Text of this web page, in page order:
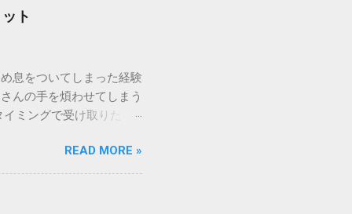
は、パソコンが文字を
）によって「第1水
文字には、いわば「住
接指定すれば、確実に呼
も汎用性が高く、特別な
する。 入力モードを「半
ら[X]キー**を押す。 入
ト
息をついてしまった経験
んの手を煩わせてしまう
ミングで受け取りた
ストレスは驚くほど軽く
メリットを徹底解説しま
READ MORE »